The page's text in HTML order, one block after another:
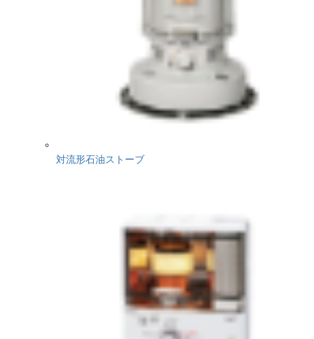
対流形石油ストーブ